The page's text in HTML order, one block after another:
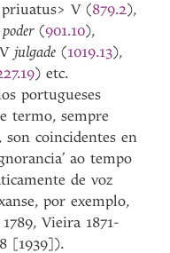
V (879.2),
poder(901.10),
Vjulgade(1019.13),
) etc.
portugueses
termo, sempre
, son coincidentes en
ao tempo
de voz
por exemplo,
Vieira 1871-
[1939]).